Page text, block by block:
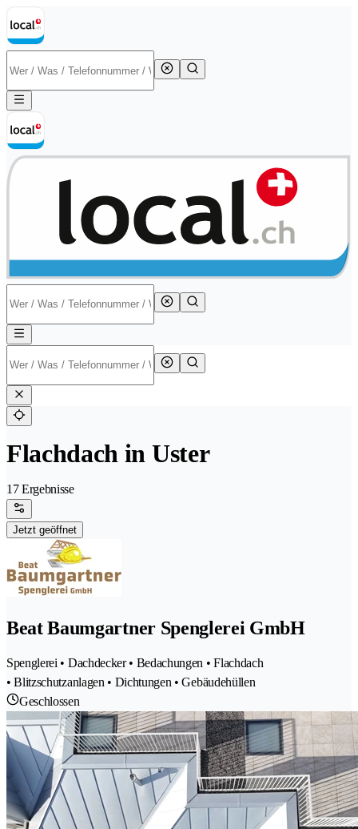
Flachdach in Uster
17 Ergebnisse
Jetzt geöffnet
Beat Baumgartner Spenglerei GmbH
Spenglerei • Dachdecker • Bedachungen • Flachdach
• Blitzschutzanlagen • Dichtungen • Gebäudehüllen
Geschlossen